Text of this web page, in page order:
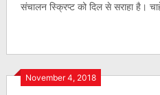
संचालन स्क्रिप्ट को दिल से सराहा है।
November 4, 2018